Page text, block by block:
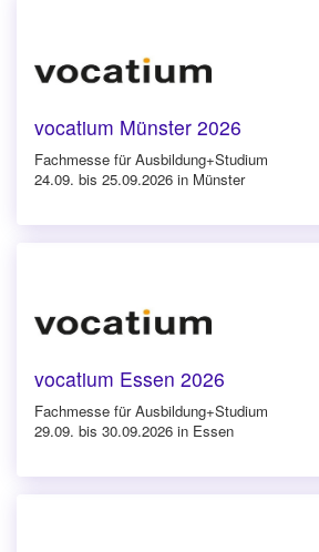
vocatium Münster 2026
Fachmesse für Ausbildung+Studium
24.09. bis 25.09.2026 in Münster
vocatium Essen 2026
Fachmesse für Ausbildung+Studium
29.09. bis 30.09.2026 in Essen